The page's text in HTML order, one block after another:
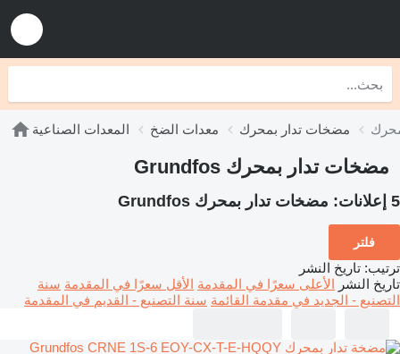
المعدات الصناعية معدات الضخ مضخات تدار بمحرك
مضخات تدار بمحرك Grundfos
5 إعلانات: مضخات تدار بمحرك Grundfos
فلتر
ترتيب: تاريخ النشر
تاريخ النشر الأعلى سعرًا في المقدمة الأقل سعرًا في المقدمة سنة
التصنيع - الجديد في مقدمة القائمة سنة التصنيع - القديم في المقدمة